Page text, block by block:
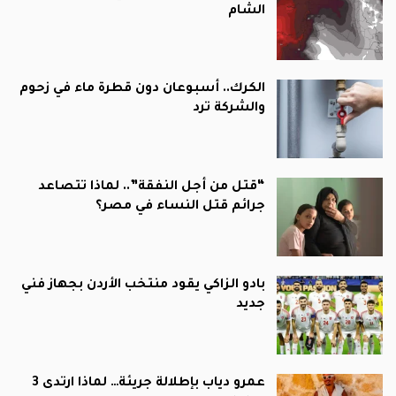
الشام
الكرك.. أسبوعان دون قطرة ماء في زحوم
والشركة ترد
“قتل من أجل النفقة”.. لماذا تتصاعد
جرائم قتل النساء في مصر؟
بادو الزاكي يقود منتخب الأردن بجهاز فني
جديد
عمرو دياب بإطلالة جريئة… لماذا ارتدى 3